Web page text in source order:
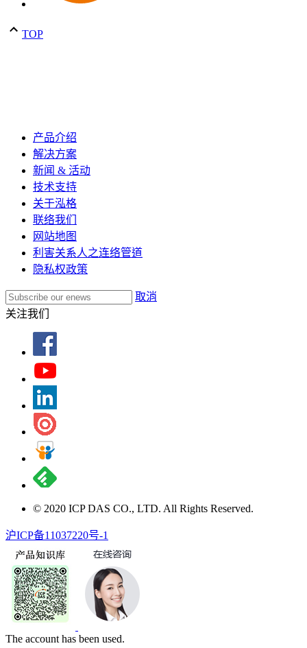
TOP
产品介绍
解决方案
新闻 & 活动
技术支持
关于泓格
联络我们
网站地图
利害关系人之连络管道
隐私权政策
取消
关注我们
© 2020 ICP DAS CO., LTD. All Rights Reserved.
沪ICP备11037220号-1
The account has been used.